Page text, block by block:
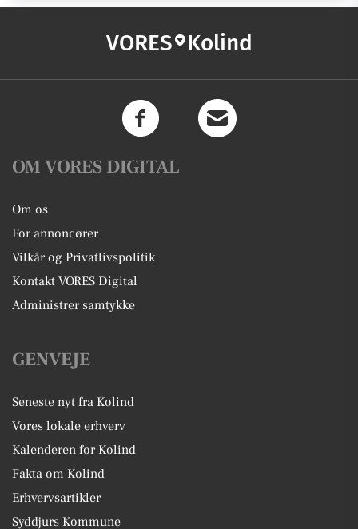
VORES Kolind
OM VORES DIGITAL
Om os
For annoncører
Vilkår og Privatlivspolitik
Kontakt VORES Digital
Administrer samtykke
GENVEJE
Seneste nyt fra Kolind
Vores lokale erhverv
Kalenderen for Kolind
Fakta om Kolind
Erhvervsartikler
Syddjurs Kommune